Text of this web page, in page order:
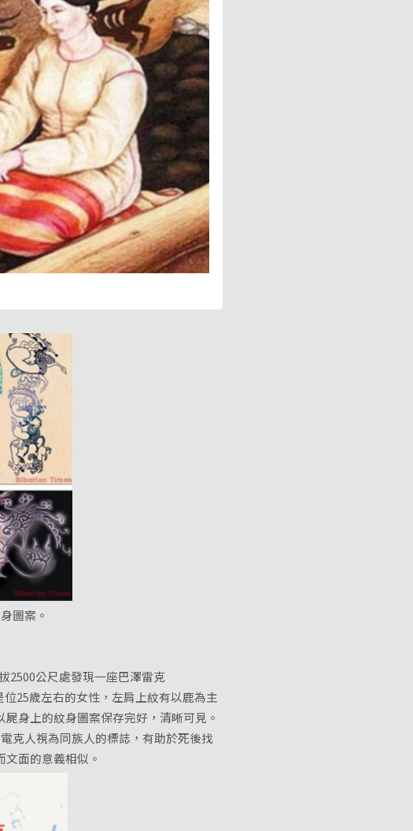
圖案。
公尺處發現一座巴澤雷克
25歲左右的女性，左肩上紋有以鹿為主
身上的紋身圖案保存完好，清晰可見。
克人視為同族人的標誌，有助於死後找
面的意義相似。